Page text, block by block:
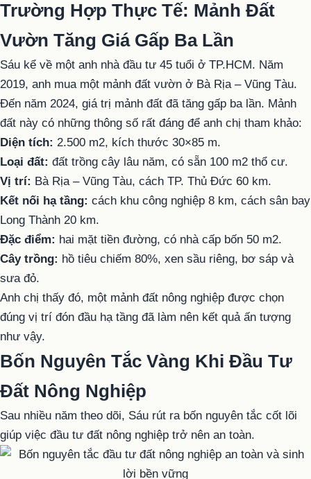
Trường Hợp Thực Tế: Mảnh Đất
Vườn Tăng Giá Gấp Ba Lần
Sáu kể về một anh nhà đầu tư 45 tuổi ở TP.HCM. Năm
2019, anh mua một mảnh đất vườn ở Bà Rịa – Vũng Tàu.
Đến năm 2024, giá trị mảnh đất đã tăng gấp ba lần. Mảnh
đất này có những thông số rất đáng để anh chị tham khảo:
Diện tích: 2.500 m2, kích thước 30×85 m.
Loại đất: đất trồng cây lâu năm, có sẵn 100 m2 thổ cư.
Vị trí: Bà Rịa – Vũng Tàu, cách TP. Thủ Đức 60 km.
Kết nối hạ tầng: cách khu công nghiệp 8 km, cách sân bay
Long Thành 20 km.
Đặc điểm: hai mặt tiền đường, có nhà cấp bốn 50 m2.
Cây trồng: hồ tiêu chiếm 80%, xen sầu riêng, bơ sáp và
sưa đỏ.
Anh chị thấy đó, một mảnh đất nông nghiệp được chọn
đúng vị trí đón đầu hạ tầng đã làm nên kết quả ấn tượng
như vậy.
Bốn Nguyên Tắc Vàng Khi Đầu Tư
Đất Nông Nghiệp
Sau nhiều năm theo dõi, Sáu rút ra bốn nguyên tắc cốt lõi
giúp việc đầu tư đất nông nghiệp trở nên an toàn.